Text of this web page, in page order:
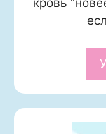
кровь